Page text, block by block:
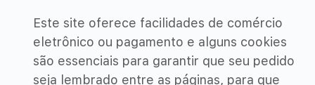
Este site oferece facilidades de comércio
eletrônico ou pagamento e alguns cookies
são essenciais para garantir que seu pedido
seja lembrado entre as páginas, para que